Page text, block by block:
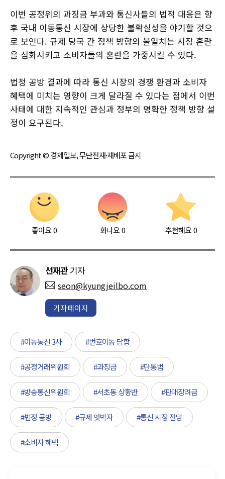
이번 공정위의 과징금 부과와 통신사들의 법적 대응은 향
후 국내 이동통신 시장에 상당한 불확실성을 야기할 것으
로 보인다. 규제 당국 간 정책 방향의 불일치는 시장 혼란
을 심화시키고 소비자들의 혼란을 가중시킬 수 있다.
법정 공방 결과에 따라 통신 시장의 경쟁 환경과 소비자
혜택에 미치는 영향이 크게 달라질 수 있다는 점에서 이번
사태에 대한 지속적인 관심과 정부의 명확한 정책 방향 설
정이 요구된다.
Copyright © 경제일보, 무단전재·재배포 금지
좋아요0 화나요0 추천해요 0
선재관 기자
seon@kyungjeilbo.com
기자페이지
#이동통신 3사 #번호이동 담합
#공정거래위원회 #과징금 #단통법
#방송통신위원회 #서초동 상황반 #판매장려금
#법정 공방 #규제 엇박자 #통신 시장 전망
#소비자 혜택